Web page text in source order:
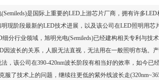
是国际上重要的LED上游芯片厂商，拥有许多
现阶段最新的LED技术进展，以及该公司在LED照明用芯
细分行业领域，旭明光电(Semileds)已经建构相关专利与技术
波长的关系，人眼无法直视，无法用在一般照明市场。
，该公司在390-420nm波长阶段有相当好的效率，如今已
服了技术上的问题，继续往更低的紫外线波长走